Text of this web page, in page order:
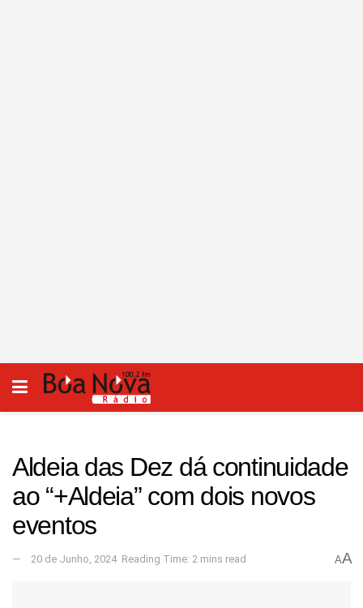
Aldeia das Dez dá continuidade
ao “+Aldeia” com dois novos
eventos
20 de Junho, 2024 Reading Time: 2 mins read AA